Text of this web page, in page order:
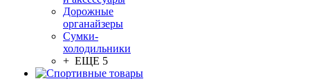
Дорожные
органайзеры
Сумки-
холодильники
+ ЕЩЕ 5